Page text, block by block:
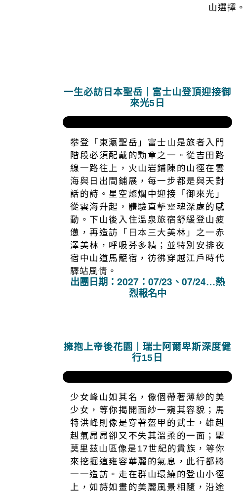
山選擇。
一生必訪日本聖岳｜富士山登頂迎接御
來光5日
出團日期：2027：07/23、07/24…熱
烈報名中
攀登「東瀛聖岳」富士山是旅者入門
階段必須配戴的勳章之一。從吉田路
線一路往上，火山岩鋪陳的山徑在雲
海與日出間鋪展，每一步都是與天對
話的詩。星空燦爛中迎接「御來光」
澤美林，呼吸芬多精；並特別安排夜
宿中山道馬籠宿，彷彿穿越江戶時代
驛站風情。
擁抱上帝後花園｜瑞士阿爾卑斯深度健
行15日